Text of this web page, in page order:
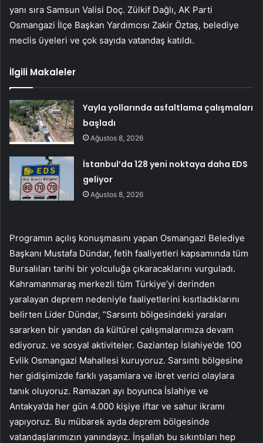
yanı sıra Samsun Valisi Doç. Zülkif Dağlı, AK Parti
Osmangazi İlçe Başkan Yardımcısı Zakir Öztaş, belediye
meclis üyeleri ve çok sayıda vatandaş katıldı.
İlgili Makaleler
Yayla yollarında asfaltlama çalışmaları
başladı
Ağustos 8, 2026
İstanbul’da 128 yeni noktaya daha EDS
geliyor
Ağustos 8, 2026
Programın açılış konuşmasını yapan Osmangazi Belediye
Başkanı Mustafa Dündar, fetih faaliyetleri kapsamında tüm
Bursalıları tarihi bir yolculuğa çıkaracaklarını vurguladı.
Kahramanmaraş merkezli tüm Türkiye’yi derinden
yaralayan deprem nedeniyle faaliyetlerini kısıtladıklarını
belirten Lider Dündar, “Sarsıntı bölgesindeki yaraları
sararken bir yandan da kültürel çalışmalarımıza devam
ediyoruz. ve sosyal aktiviteler. Gaziantep İslahiye’de 100
Evlik Osmangazi Mahallesi kuruyoruz. Sarsıntı bölgesine
her gidişimizde farklı yaşamlara ve ibret verici olaylara
tanık oluyoruz. Ramazan ayı boyunca İslahiye ve
Antakya’da her gün 4.000 kişiye iftar ve sahur ikramı
yapıyoruz. Bu mübarek ayda deprem bölgesinde
vatandaşlarımızın yanındayız. İnşallah bu sıkıntıları hep